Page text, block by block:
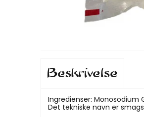
Beskrivelse
Ingredienser: Monosodium
Det tekniske navn er